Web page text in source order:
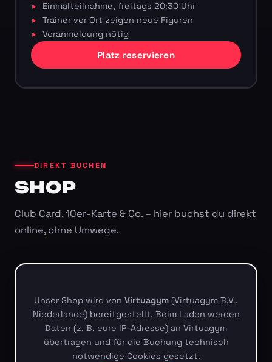
Einmalteilnahme, freitags 20:30 Uhr
Trainer vor Ort zeigen neue Figuren
Voranmeldung nötig
Platz reservieren
DIREKT BUCHEN
SHOP
Club Card, 10er-Karte & Co. – hier buchst du direkt
online, ohne Umwege.
Unser Shop wird von Virtuagym (Virtuagym B.V.,
Niederlande) bereitgestellt. Beim Laden werden
Daten (z. B. eure IP-Adresse) an Virtuagym
übertragen und für die Buchung technisch
notwendige Cookies gesetzt.